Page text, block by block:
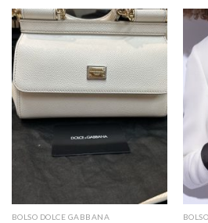
BOLSO DOLCE GABBANA